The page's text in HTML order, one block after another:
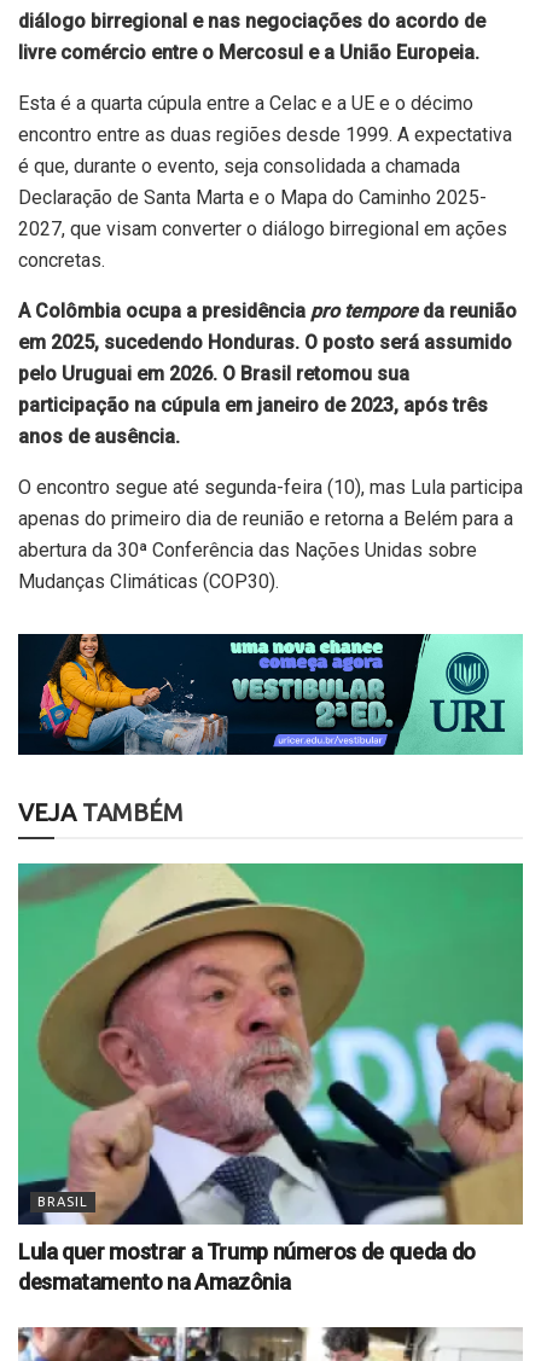
diálogo birregional e nas negociações do acordo de
livre comércio entre o Mercosul e a União Europeia.
Esta é a quarta cúpula entre a Celac e a UE e o décimo
encontro entre as duas regiões desde 1999. A expectativa
é que, durante o evento, seja consolidada a chamada
Declaração de Santa Marta e o Mapa do Caminho 2025-
2027, que visam converter o diálogo birregional em ações
concretas.
A Colômbia ocupa a presidência pro temporeda reunião
em 2025, sucedendo Honduras. O posto será assumido
pelo Uruguai em 2026. O Brasil retomou sua
participação na cúpula em janeiro de 2023, após três
anos de ausência.
O encontro segue até segunda-feira (10), mas Lula participa
apenas do primeiro dia de reunião e retorna a Belém para a
abertura da 30ª Conferência das Nações Unidas sobre
Mudanças Climáticas (COP30).
VEJATAMBÉM
BRASIL
Lula quer mostrar a Trump números de queda do
desmatamento na Amazônia